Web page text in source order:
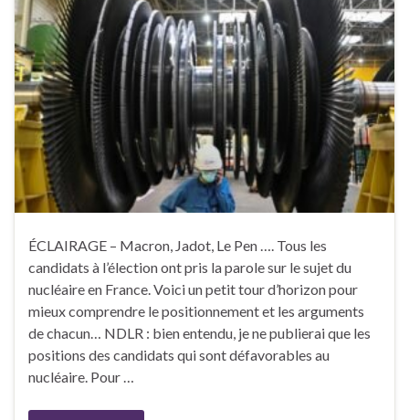
ÉCLAIRAGE – Macron, Jadot, Le Pen …. Tous les
candidats à l’élection ont pris la parole sur le sujet du
nucléaire en France. Voici un petit tour d’horizon pour
mieux comprendre le positionnement et les arguments
de chacun… NDLR : bien entendu, je ne publierai que les
positions des candidats qui sont défavorables au
nucléaire. Pour …